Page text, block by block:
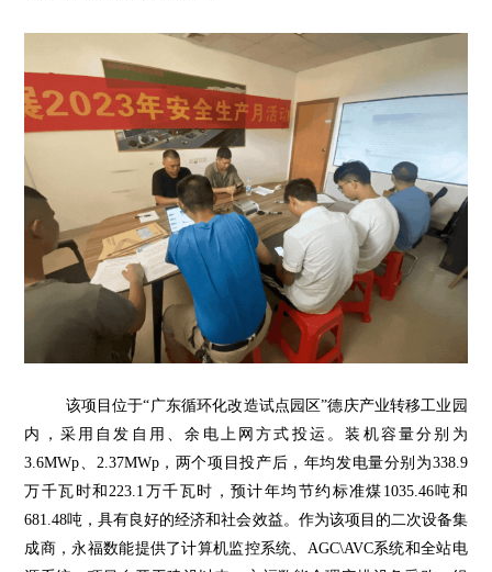
该项目位于“广东循环化改造试点园区”德庆产业转移工业园
内，采用自发自用、余电上网方式投运。装机容量分别为
3.6MWp、2.37MWp，两个项目投产后，年均发电量分别为338.9
万千瓦时和223.1万千瓦时，预计年均节约标准煤1035.46吨和
681.48吨，具有良好的经济和社会效益。作为该项目的二次设备集
成商，永福数能提供了计算机监控系统、AGC\AVC系统和全站电